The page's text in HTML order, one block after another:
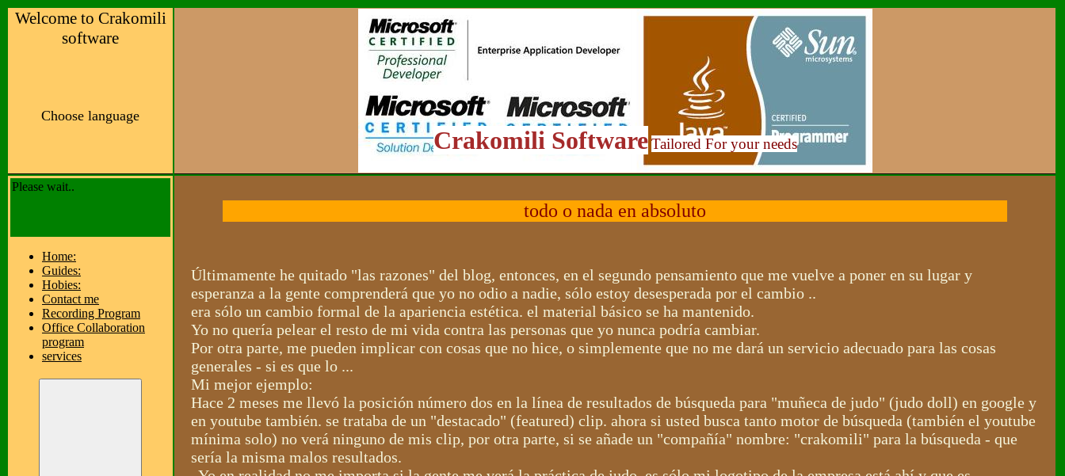
Welcome to Crakomili
software
Choose language
Crakomili Software Tailored For your needs
Please wait..
Home:
Guides:
Hobies:
Contact me
Recording Program
Office Collaboration
program
services
todo o nada en absoluto
Últimamente he quitado "las razones" del blog, entonces, en el segundo pensamiento que me vuelve a poner en su lugar y
esperanza a la gente comprenderá que yo no odio a nadie, sólo estoy desesperada por el cambio ..
era sólo un cambio formal de la apariencia estética. el material básico se ha mantenido.
Yo no quería pelear el resto de mi vida contra las personas que yo nunca podría cambiar.
Por otra parte, me pueden implicar con cosas que no hice, o simplemente que no me dará un servicio adecuado para las cosas
generales - si es que lo ...
Mi mejor ejemplo:
Hace 2 meses me llevó la posición número dos en la línea de resultados de búsqueda para "muñeca de judo" (judo doll) en google y
en youtube también. se trataba de un "destacado" (featured) clip. ahora si usted busca tanto motor de búsqueda (también el youtube
mínima solo) no verá ninguno de mis clip, por otra parte, si se añade un "compañía" nombre: "crakomili" para la búsqueda - que
sería la misma malos resultados.